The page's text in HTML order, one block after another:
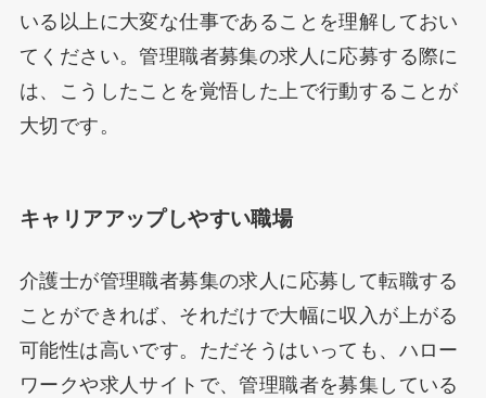
いる以上に大変な仕事であることを理解しておい
てください。管理職者募集の求人に応募する際に
は、こうしたことを覚悟した上で行動することが
大切です。
キャリアアップしやすい職場
介護士が管理職者募集の求人に応募して転職する
ことができれば、それだけで大幅に収入が上がる
可能性は高いです。ただそうはいっても、ハロー
ワークや求人サイトで、管理職者を募集している